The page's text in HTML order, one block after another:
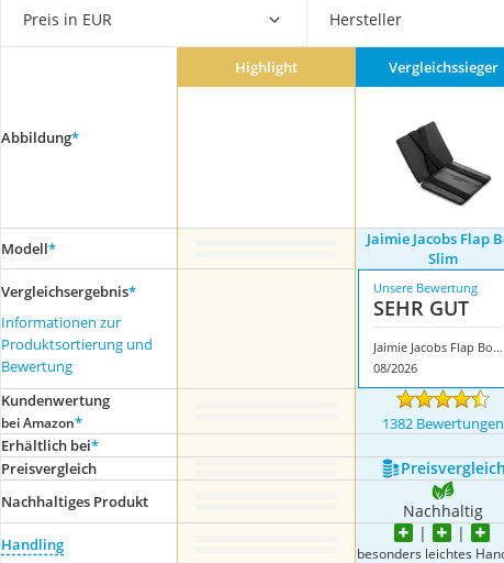
Service
Preis in EUR Hersteller
Abbildung*
Highlight Vergleichssieger
Modell*
Jaimie Jacobs Flap
Slim
Vergleichsergebnis*
Informationen zur
Produktsortierung und
Bewertung
Unsere Bewertung
SEHR GUT
Jaimie Jacobs Flap Boy Slim
08/2026
Kundenwertung
bei Amazon* 1382 Bewertungen
Erhältlich bei*
Preis­vergleich
Preis­vergleich
Nachhaltiges Produkt Nachhaltig
Handling besonders leichtes